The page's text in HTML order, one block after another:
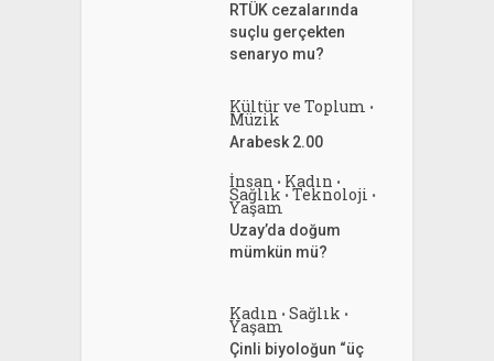
RTÜK cezalarında
suçlu gerçekten
senaryo mu?
Kültür ve Toplum •
Müzik
Arabesk 2.00
İnsan • Kadın •
Sağlık • Teknoloji •
Yaşam
Uzay’da doğum
mümkün mü?
Kadın • Sağlık •
Yaşam
Çinli biyoloğun “üç